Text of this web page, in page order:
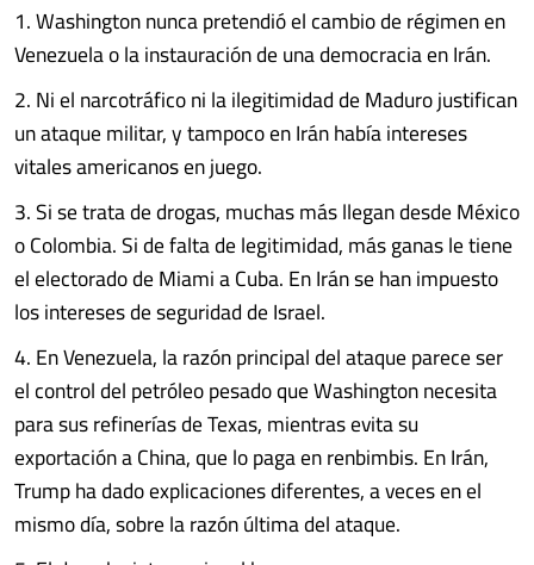
1. Washington nunca pretendió el cambio de régimen en
Venezuela o la instauración de una democracia en Irán.
2. Ni el narcotráfico ni la ilegitimidad de Maduro justifican
un ataque militar, y tampoco en Irán había intereses
vitales americanos en juego.
3. Si se trata de drogas, muchas más llegan desde México
o Colombia. Si de falta de legitimidad, más ganas le tiene
el electorado de Miami a Cuba. En Irán se han impuesto
los intereses de seguridad de Israel.
4. En Venezuela, la razón principal del ataque parece ser
el control del petróleo pesado que Washington necesita
para sus refinerías de Texas, mientras evita su
exportación a China, que lo paga en renbimbis. En Irán,
Trump ha dado explicaciones diferentes, a veces en el
mismo día, sobre la razón última del ataque.